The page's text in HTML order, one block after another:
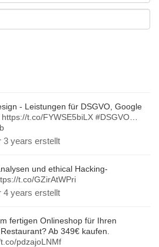
- Leistungen für DSGVO, Google
https://t.co/FYWSE5biLX #DSGVO
3 years erstellt
und ethical Hacking-
t.co/GZirAtWPri
4 years erstellt
fertigen Onlineshop für Ihren
Ab 349€ kaufen.
pdzajoLNMf